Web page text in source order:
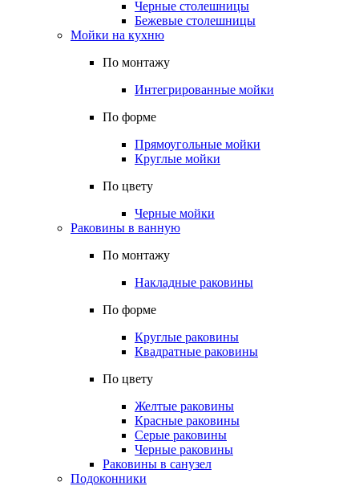
Черные столешницы
Бежевые столешницы
Мойки на кухню
По монтажу
Интегрированные мойки
По форме
Прямоугольные мойки
Круглые мойки
По цвету
Черные мойки
Раковины в ванную
По монтажу
Накладные раковины
По форме
Круглые раковины
Квадратные раковины
По цвету
Желтые раковины
Красные раковины
Серые раковины
Черные раковины
Раковины в санузел
Подоконники